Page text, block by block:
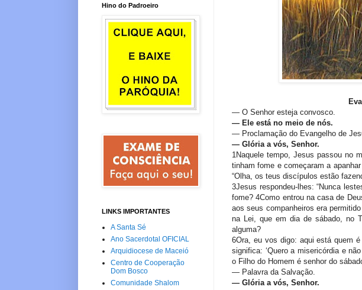
— O Senhor esteja convosco.
— Ele está no meio de nós.
— Proclamação do Evangelho de
— Glória a vós, Senhor.
1Naquele tempo, Jesus passou no
tinham fome e começaram a
“Olha, os teus discípulos estão
3Jesus respondeu-lhes: “Nunca
fome? 4Como entrou na casa de
aos seus companheiros era
na Lei, que em dia de sábado, no
alguma?
6Ora, eu vos digo: aqui está quem
significa: ‘Quero a misericórdia e
o Filho do Homem é senhor do
— Palavra da Salvação.
— Glória a vós, Senhor.
Hino do Padroeiro
LINKS IMPORTANTES
A Santa Sé
Ano Sacerdotal OFICIAL
Arquidiocese de Maceió
Centro de Cooperação
Dom Bosco
Comunidade Shalom